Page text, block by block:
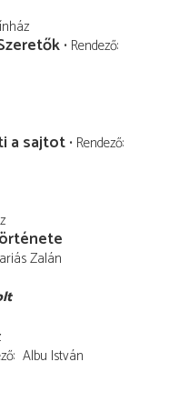
Rendező
a sajtot Rendező
Zalán
Albu István